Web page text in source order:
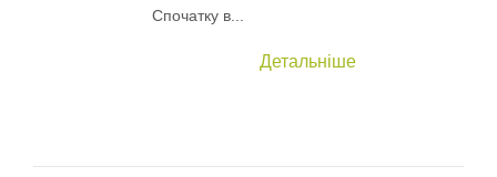
Спочатку в...
Детальніше